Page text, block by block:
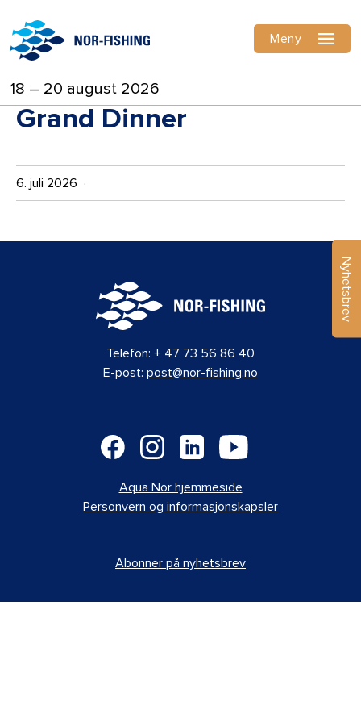
18 – 20 august 2026
Meny
Grand Dinner
6. juli 2026 ·
Nyhetsbrev
Telefon: + 47 73 56 86 40
E-post: post@nor-fishing.no
Aqua Nor hjemmeside
Personvern og informasjonskapsler
Abonner på nyhetsbrev